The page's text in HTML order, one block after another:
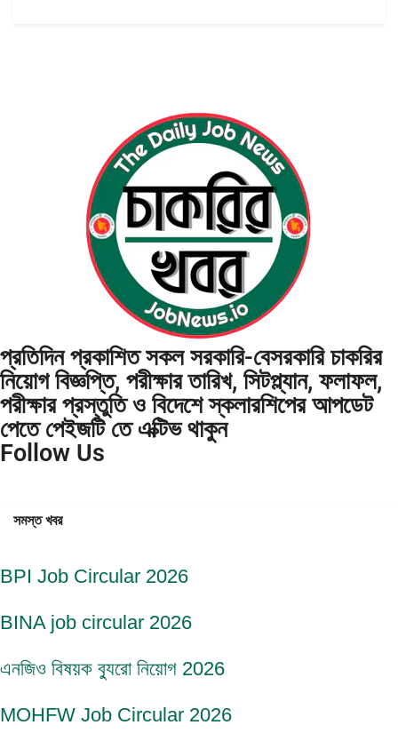
প্রতিদিন প্রকাশিত সকল সরকারি-বেসরকারি চাকরির
নিয়োগ বিজ্ঞপ্তি, পরীক্ষার তারিখ, সিটপ্ল্যান, ফলাফল,
পরীক্ষার প্রস্তুতি ও বিদেশে স্কলারশিপের আপডেট
পেতে পেইজটি তে এক্টিভ থাকুন
Follow Us
সমস্ত খবর
BPI Job Circular 2026
BINA job circular 2026
এনজিও বিষয়ক ব্যুরো নিয়োগ 2026
MOHFW Job Circular 2026